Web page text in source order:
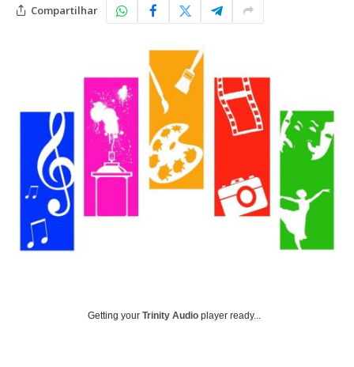
Compartilhar
Getting your Trinity Audio player ready...